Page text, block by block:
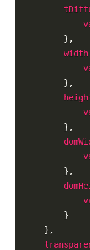
} ,
width
} ,
} ,
} ,
}
} ,